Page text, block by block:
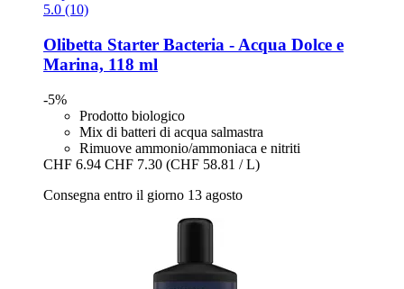
5.0 (10)
Olibetta Starter Bacteria -​ Acqua Dolce e
Marina, 118 ml
-5%
Prodotto biologico
Mix di batteri di acqua salmastra
Rimuove ammonio/ammoniaca e nitriti
CHF 6.94 CHF 7.30 (CHF 58.81 / L)
Consegna entro il giorno 13 agosto